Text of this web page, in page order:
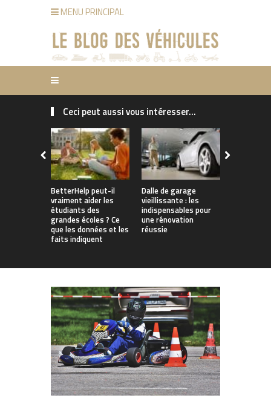
MENU PRINCIPAL
Ceci peut aussi vous intéresser...
BetterHelp peut-il
vraiment aider les
étudiants des
grandes écoles ? Ce
que les données et les
faits indiquent
Dalle de garage
vieillissante : les
indispensables pour
une rénovation
réussie